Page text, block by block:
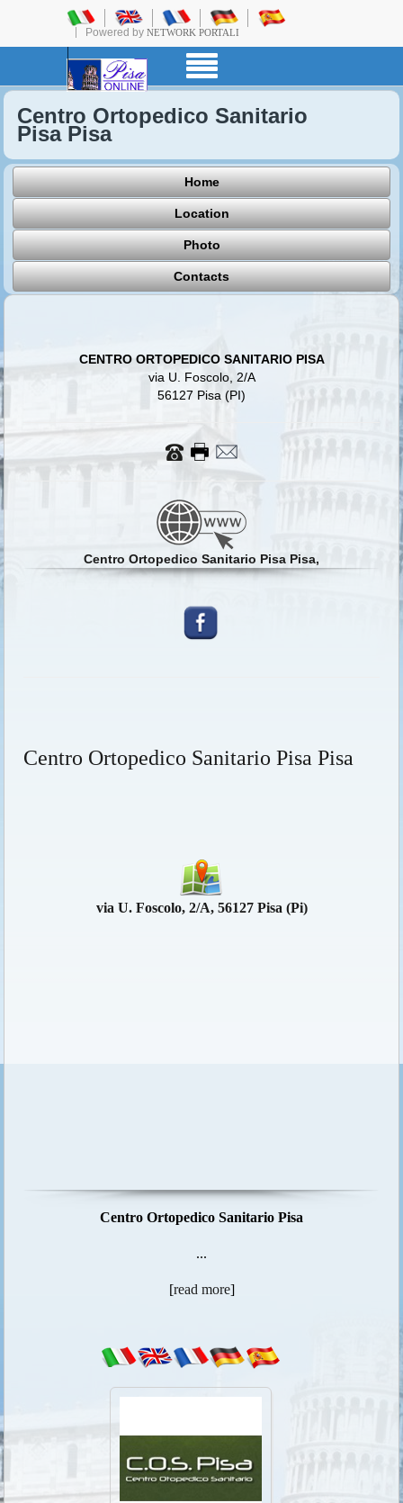
Powered by NETWORK PORTALI
Centro Ortopedico Sanitario
Pisa Pisa
Home
Location
Photo
Contacts
CENTRO ORTOPEDICO SANITARIO PISA
via U. Foscolo, 2/A
56127 Pisa (PI)
Centro Ortopedico Sanitario Pisa Pisa,
Centro Ortopedico Sanitario Pisa Pisa
via U. Foscolo, 2/A, 56127 Pisa (Pi)
Centro Ortopedico Sanitario Pisa
...
[read more]